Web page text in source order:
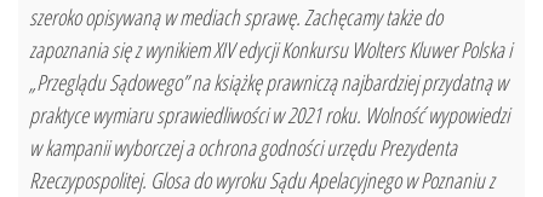
szeroko opisywaną w mediach sprawę. Zachęcamy także do
zapoznania się z wynikiem XIV edycji Konkursu Wolters Kluwer Polska i
„Przeglądu Sądowego” na książkę prawniczą najbardziej przydatną w
praktyce wymiaru sprawiedliwości w 2021 roku. Wolność wypowiedzi
w kampanii wyborczej a ochrona godności urzędu Prezydenta
Rzeczypospolitej. Glosa do wyroku Sądu Apelacyjnego w Poznaniu z